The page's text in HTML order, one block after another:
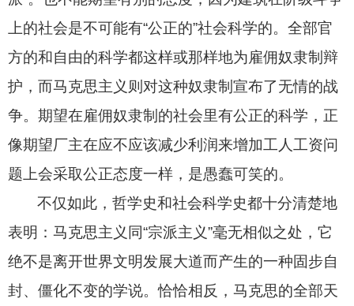
上的社会是不可能有“公正的”社会科学的。全部官
方的和自由的科学都这样或那样地为雇佣奴隶制辩
护，而马克思主义则对这种奴隶制宣布了无情的战
争。期望在雇佣奴隶制的社会里有公正的科学，正
像期望厂主在应不应该减少利润来增加工人工资问
题上会采取公正态度一样，是愚蠢可笑的。
不仅如此，哲学史和社会科学史都十分清楚地
表明：马克思主义同“宗派主义”毫无相似之处，它
绝不是离开世界文明发展大道而产生的一种固步自
封、僵化不变的学说。恰恰相反，马克思的全部天